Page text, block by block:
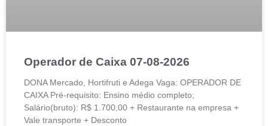
Operador de Caixa 07-08-2026
DONA Mercado, Hortifruti e Adega Vaga: OPERADOR DE
CAIXA Pré-requisito: Ensino médio completo;
Salário(bruto): R$ 1.700,00 + Restaurante na empresa +
Vale transporte + Desconto